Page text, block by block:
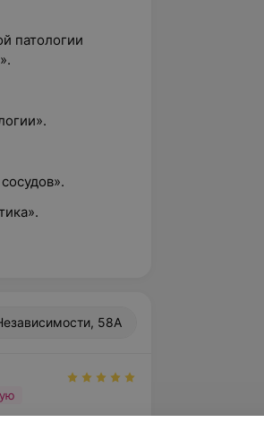
патологии
58А